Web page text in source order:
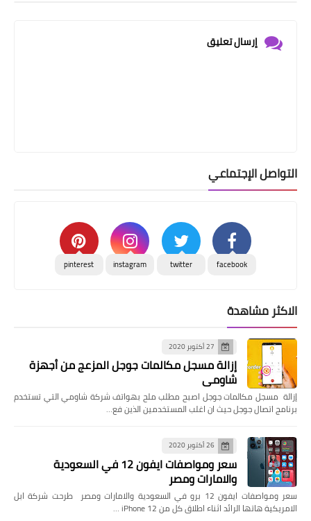
إرسال تعليق
التواصل الإجتماعي
facebook
twitter
instagram
pinterest
الاكثر مشاهدة
27 أكتوبر 2020
إزالة مسجل مكالمات جوجل المزعج من أجهزة
شاومي
إزالة مسجل مكالمات جوجل اصبح مطلب ملح بهواتف شركة شاومي التي تستخدم
برنامج اتصال جوجل حيث ان اغلب المستخدمين الذين فع…
26 أكتوبر 2020
سعر ومواصفات ايفون 12 في السعودية
والامارات ومصر
سعر ومواصفات ايفون 12 برو في السعودية والامارات ومصر طرحت شركة ابل
الامريكية هاتها الرائد اثناء اطلاق كل من iPhone 12 …